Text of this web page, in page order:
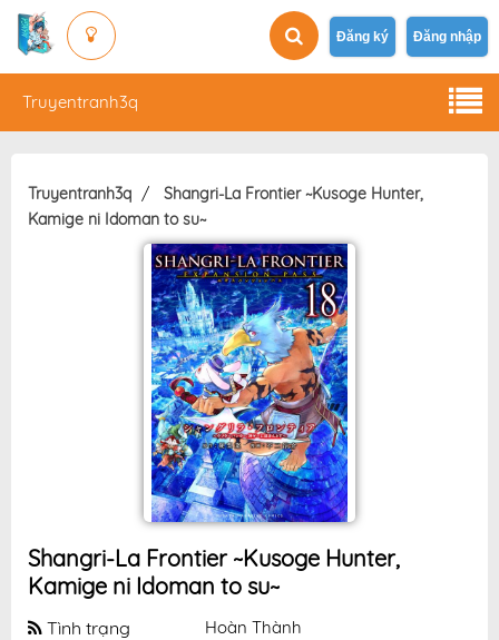
Đăng ký Đăng nhập
Truyentranh3q
Truyentranh3q
Shangri-La Frontier ~Kusoge Hunter,
Kamige ni Idoman to su~
Shangri-La Frontier ~Kusoge Hunter,
Kamige ni Idoman to su~
Tình trạng Hoàn Thành